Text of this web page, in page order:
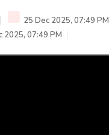
25 Dec 2025, 07:49 PM
2025, 07:49 PM